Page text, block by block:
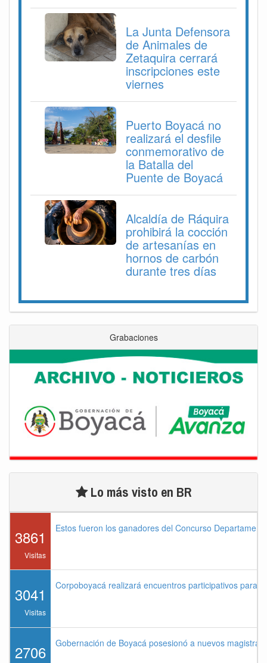
La Junta Defensora
de Animales de
Zetaquira cerrará
inscripciones este
viernes
Puerto Boyacá no
realizará el desfile
conmemorativo de
la Batalla del
Puente de Boyacá
Alcaldía de Ráquira
prohibirá la cocción
de artesanías en
hornos de carbón
durante tres días
Grabaciones
Lo más visto en BR
3861
Visitas
Estos fueron los ganadores del Concurso
3041
Visitas
Corpoboyacá realizará encuentros participativos para
2706 Gobernación de Boyacá posesionó a nuevos